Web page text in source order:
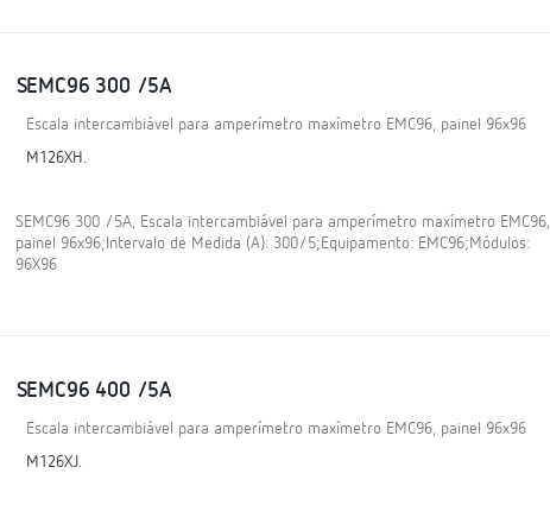
SEMC96 300 /5A
Escala intercambiável para amperímetro maxímetro EMC96, painel 96x96
M126XH.
SEMC96 300 /5A, Escala intercambiável para amperímetro maxímetro EMC96,
painel 96x96;Intervalo de Medida (A): 300/5;Equipamento: EMC96;Módulos:
96X96
SEMC96 400 /5A
Escala intercambiável para amperímetro maxímetro EMC96, painel 96x96
M126XJ.